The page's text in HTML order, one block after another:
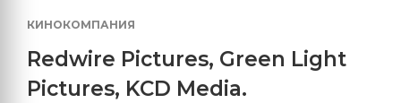
КИНОКОМПАНИЯ
Redwire Pictures, Green Light
Pictures, KCD Media.